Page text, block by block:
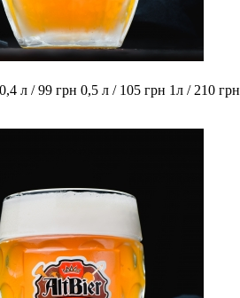
0,4 л / 99 грн 0,5 л / 105 грн 1л / 210 грн